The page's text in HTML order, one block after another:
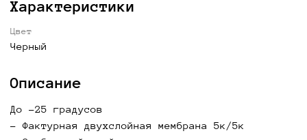
Характеристики
Цвет
Черный
Описание
До -25 градусов
- Фактурная двухслойная мембрана 5к/5к